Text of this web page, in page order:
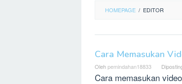
HOMEPAGE / EDITOR
Cara Memasukan
Olehpemindahan18833
Cara memasukan